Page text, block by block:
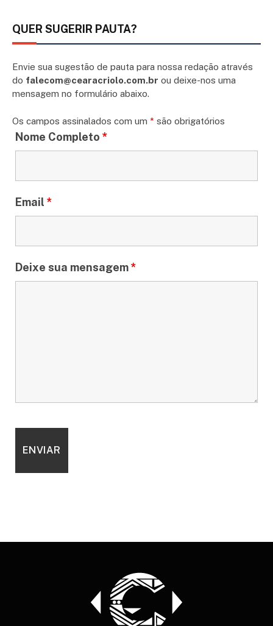
QUER SUGERIR PAUTA?
Envie sua sugestão de pauta para nossa redação através
do falecom@cearacriolo.com.br ou deixe-nos uma
mensagem no formulário abaixo.
Os campos assinalados com um * são obrigatórios
Nome Completo *
Email *
Deixe sua mensagem*